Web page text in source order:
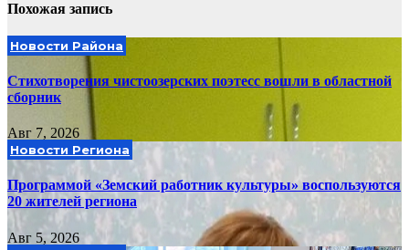
Похожая запись
Новости Района
Стихотворения чистоозерских поэтесс вошли в областной
сборник
Авг 7, 2026
Новости Региона
Программой «Земский работник культуры» воспользуются
20 жителей региона
Авг 5, 2026